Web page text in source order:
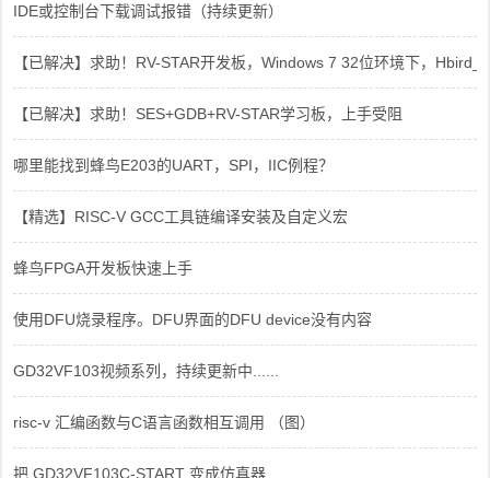
IDE或控制台下载调试报错（持续更新）
【已解决】求助！RV-STAR开发板，Windows 7 32位环境下，
【已解决】求助！SES+GDB+RV-STAR学习板，上手受阻
哪里能找到蜂鸟E203的UART，SPI，IIC例程？
【精选】RISC-V GCC工具链编译安装及自定义宏
蜂鸟FPGA开发板快速上手
使用DFU烧录程序。DFU界面的DFU device没有内容
GD32VF103视频系列，持续更新中......
risc-v 汇编函数与C语言函数相互调用 （图）
把 GD32VF103C-START 变成仿真器